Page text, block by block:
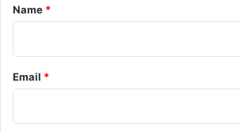
*
Name *
Email *